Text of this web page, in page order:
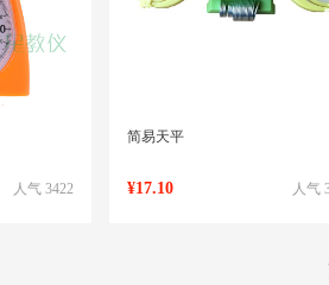
人气 3422
简易天平
人气
¥17.10